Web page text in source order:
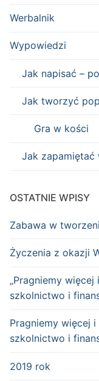
Werbalnik
Wypowiedzi
Jak napisać –
Jak tworzyć
Gra w kości
Jak
OSTATNIE WPISY
Zabawa w
Życzenia z okazji
„Pragniemy
szkolnictwo i
Pragniemy więcej
szkolnictwo i
2019 rok